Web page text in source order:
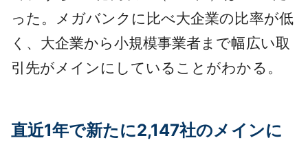
った。メガバンクに比べ大企業の比率が低
く、大企業から小規模事業者まで幅広い取
引先がメインにしていることがわかる。
直近1年で新たに2,147社のメインに